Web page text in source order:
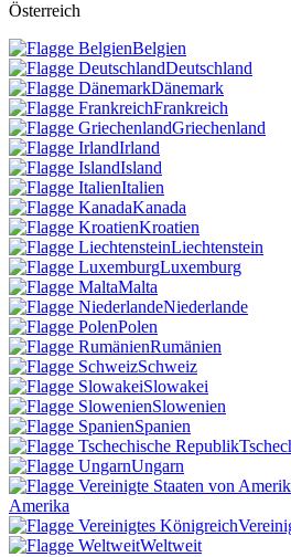
Österreich
Belgien
Deutschland
Dänemark
Frankreich
Griechenland
Irland
Island
Italien
Kanada
Kroatien
Liechtenstein
Luxemburg
Malta
Niederlande
Polen
Rumänien
Schweiz
Slowakei
Slowenien
Spanien
Ungarn
Amerika
Weltweit